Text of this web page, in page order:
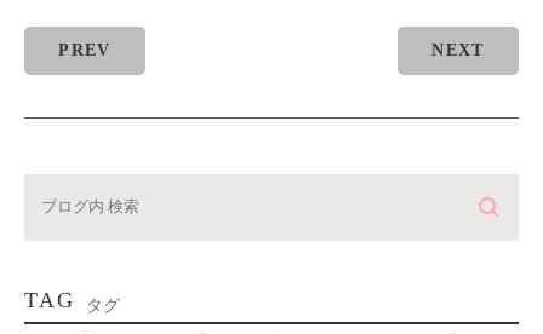
PREV NEXT
TAG タグ